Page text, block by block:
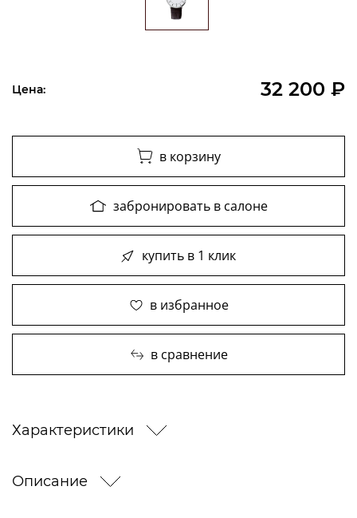
Цена: 32 200 ₽
в корзину
забронировать в салоне
купить в 1 клик
в избранное
в сравнение
Характеристики
Описание